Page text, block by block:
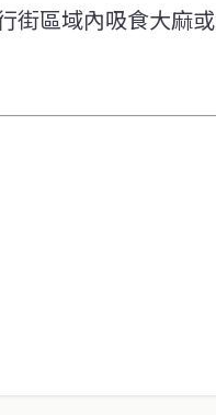
街區域內吸食大麻或